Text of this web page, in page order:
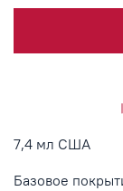
7,4 мл США
Базовое